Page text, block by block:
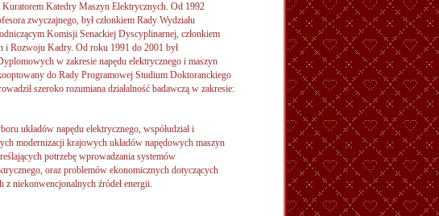
Katedry Maszyn Elektrycznych. Od 1992
zwyczajnego, był członkiem Rady Wydziału
Komisji Senackiej Dyscyplinarnej, członkiem
i Rozwoju Kadry. Od roku 1991 do 2001 był
w zakresie napędu elektrycznego i maszyn
do Rady Programowej Studium Doktoranckiego
szeroko rozumiana działalność badawczą w zakresie:
układów napędu elektrycznego, współudział i
modernizacji krajowych układów napędowych maszyn
potrzebę wprowadzania systemów
oraz problemów ekonomicznych dotyczących
z niekonwencjonalnych źródeł energii.